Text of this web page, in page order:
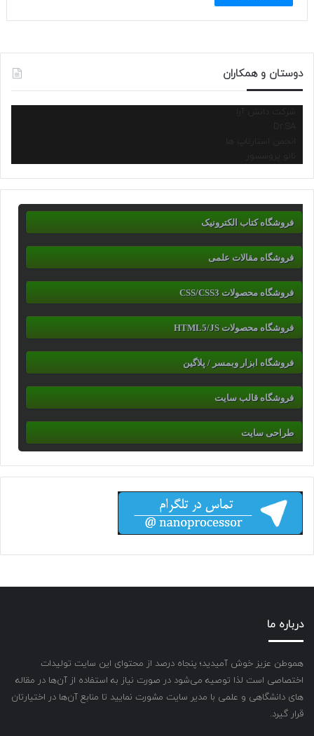
دوستان و همکاران
شرکت دانش آرا
انجمن استارتاپ ها
نانو پروسسور
فروشگاه کتاب الکترونیک
فروشگاه مقالات علمی
فروشگاه محصولات CSS/CSS3
فروشگاه محصولات HTML5/JS
فروشگاه ابزار وبمسر / پلاگین
فروشگاه قالب سایت
طراحی سایت
درباره ما
هموطن عزیز خوش آمیدید؛ پنجاه درصد از محتوای این سایت تولیدات
اختصاصی است لذا توصیه می‌شود در صورت نیاز به استفاده از آن‌ها در مقاله
های دانشگاهی و علمی با مدیر سایت مشورت نمایید تا منابع آن‌ها در اختیارتان
قرار گیرد.